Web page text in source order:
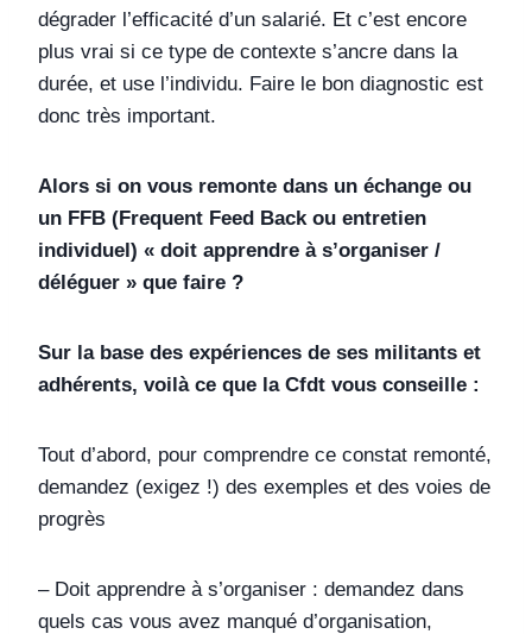
dégrader l’efficacité d’un salarié. Et c’est encore
plus vrai si ce type de contexte s’ancre dans la
durée, et use l’individu. Faire le bon diagnostic est
donc très important.
Alors si on vous remonte dans un échange ou
un FFB (Frequent Feed Back ou entretien
individuel) « doit apprendre à s’organiser /
déléguer » que faire ?
Sur la base des expériences de ses militants et
adhérents, voilà ce que la Cfdt vous conseille :
Tout d’abord, pour comprendre ce constat remonté,
demandez (exigez !) des exemples et des voies de
progrès
– Doit apprendre à s’organiser : demandez dans
quels cas vous avez manqué d’organisation,